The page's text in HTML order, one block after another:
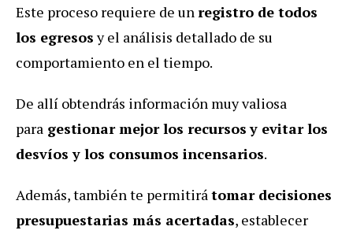
Este proceso requiere de unregistro de todos
los egresosy el análisis detallado de su
comportamiento en el tiempo.
De allí obtendrás información muy valiosa
para gestionar mejor los recursos y evitar los
desvíos y los consumos incensarios.
Además, también te permitirátomar decisiones
presupuestarias más acertadas, establecer